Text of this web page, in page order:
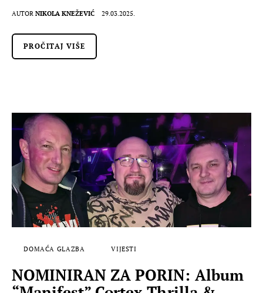
AUTOR NIKOLA KNEŽEVIĆ 29.03.2025.
PROČITAJ VIŠE
DOMAĆA GLAZBA VIJESTI
NOMINIRAN ZA PORIN: Album